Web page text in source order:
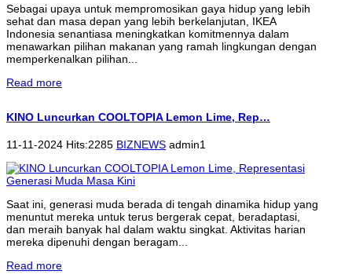
Sebagai upaya untuk mempromosikan gaya hidup yang lebih
sehat dan masa depan yang lebih berkelanjutan, IKEA
Indonesia senantiasa meningkatkan komitmennya dalam
menawarkan pilihan makanan yang ramah lingkungan dengan
memperkenalkan pilihan...
Read more
KINO Luncurkan COOLTOPIA Lemon Lime, Rep…
11-11-2024 Hits:2285 BIZNEWS admin1
Saat ini, generasi muda berada di tengah dinamika hidup yang
menuntut mereka untuk terus bergerak cepat, beradaptasi,
dan meraih banyak hal dalam waktu singkat. Aktivitas harian
mereka dipenuhi dengan beragam...
Read more